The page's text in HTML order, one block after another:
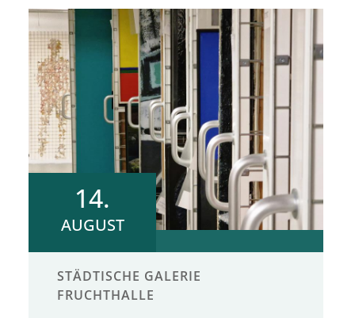
14.
AUGUST
STÄDTISCHE GALERIE
FRUCHTHALLE